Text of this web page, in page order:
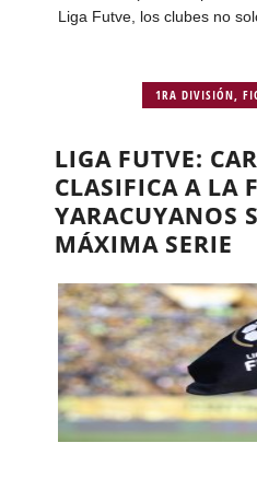
Liga Futve, los clubes no
1RA DIVISIÓN ,
LIGA FUTVE:
CLASIFICA A LA
YARACUYANOS
MÁXIMA SERIE